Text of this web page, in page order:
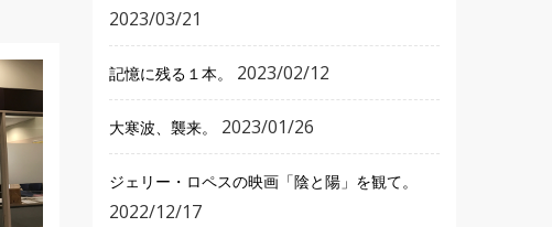
2023/03/21
記憶に残る１本。 2023/02/12
大寒波、襲来。 2023/01/26
ジェリー・ロペスの映画「陰と陽」を観て。
2022/12/17